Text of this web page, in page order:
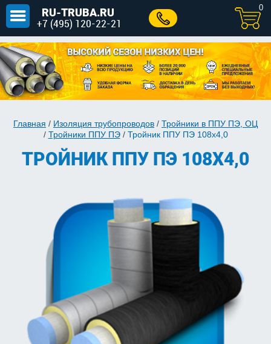
RU-TRUBA.RU
+7 (495) 120-22-21
0
Главная / Изоляция трубопроводов / Тройники в ППУ ПЭ, ОЦ
/ Тройники ППУ ПЭ/ Тройник ППУ ПЭ 108х4,0
ТРОЙНИК ППУ ПЭ 108Х4,0